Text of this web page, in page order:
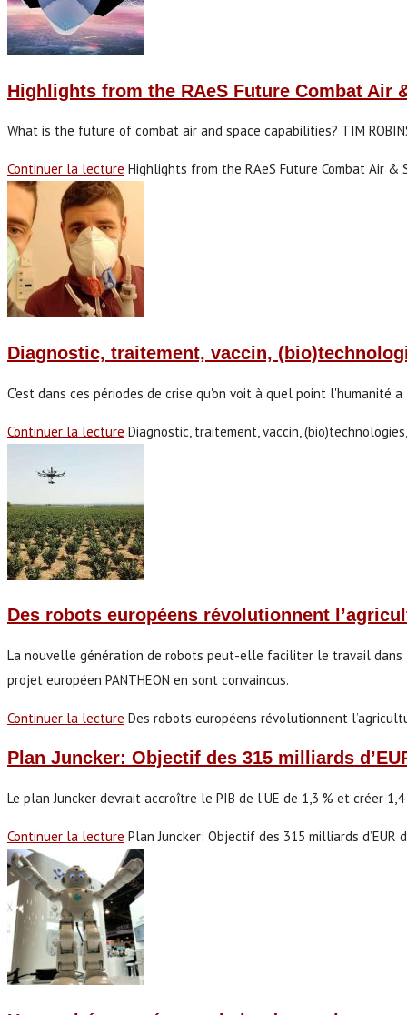
Highlights from the RAeS Future Combat Air
What is the future of combat air and space capabilities? TIM
Continuer la lecture Highlights from the RAeS Future Combat Air &
Diagnostic, traitement, vaccin,
C'est dans ces périodes de crise qu'on voit à quel point
Continuer la lecture Diagnostic, traitement, vaccin,
Des robots européens révolutionnent
La nouvelle génération de robots peut-elle faciliter le travail dans
projet européen PANTHEON en sont convaincus.
Continuer la lecture Des robots européens révolutionnent
Plan Juncker: Objectif des 315 milliards
Le plan Juncker devrait accroître le PIB de l’UE de 1,3 % et créer
Continuer la lecture Plan Juncker: Objectif des 315 milliards d’EUR